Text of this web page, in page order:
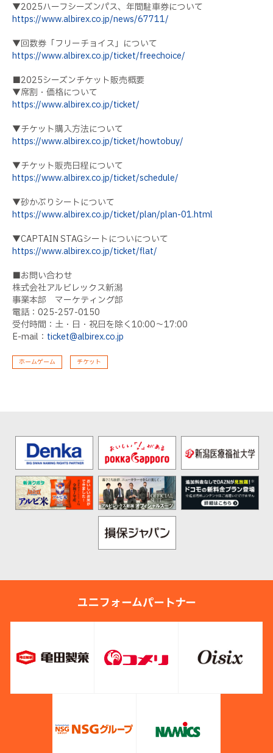
▼2025ハーフシーズンパス、年間駐車券について
https://www.albirex.co.jp/news/67711/
▼回数券「フリーチョイス」について
https://www.albirex.co.jp/ticket/freechoice/
■2025シーズンチケット販売概要
▼席割・価格について
https://www.albirex.co.jp/ticket/
▼チケット購入方法について
https://www.albirex.co.jp/ticket/howtobuy/
▼チケット販売日程について
https://www.albirex.co.jp/ticket/schedule/
▼砂かぶりシートについて
https://www.albirex.co.jp/ticket/plan/plan-01.html
▼CAPTAIN STAGシートについについて
https://www.albirex.co.jp/ticket/flat/
■お問い合わせ
株式会社アルビレックス新潟
事業本部 マーケティング部
電話：025-257-0150
受付時間：土・日・祝日を除く10:00〜17:00
E-mail： ticket@albirex.co.jp
ホームゲーム チケット
ユニフォームパートナー